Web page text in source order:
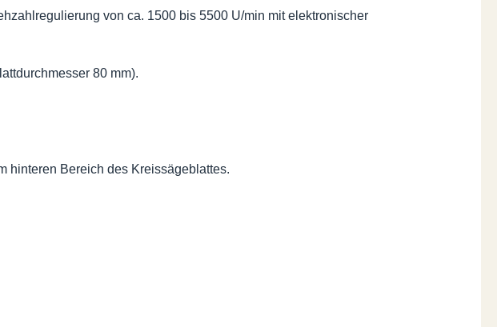
von ca. 1500 bis 5500 U/min mit elektronischer
80 mm).
hinteren Bereich des Kreissägeblattes.